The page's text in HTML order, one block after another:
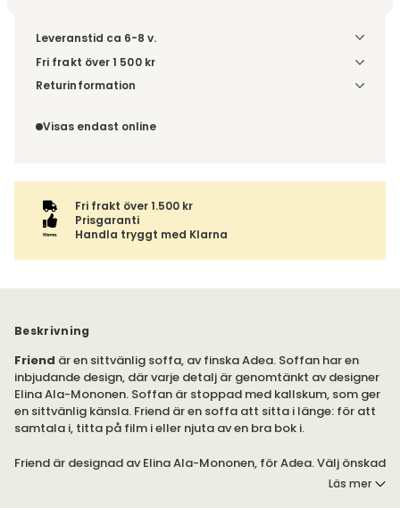
Leveranstid ca 6-8 v.
Fri frakt över 1 500 kr
Välj utförande via 'Gör dina val' för fraktinformation på din
Returinformation
inte av ångerrätten.
Visas endast online
Fri frakt över 1.500 kr
Prisgaranti
Handla tryggt med Klarna
Beskrivning
Friend är en sittvänlig soffa, av finska Adea. Soffan har en
inbjudande design, där varje detalj är genomtänkt av designer
Elina Ala-Mononen. Soffan är stoppad med kallskum, som ger
en sittvänlig känsla. Friend är en soffa att sitta i länge: för att
samtala i, titta på film i eller njuta av en bra bok i.
Friend är designad av Elina Ala-Mononen, för Adea. Välj önskad
klädsel. Klädseln är avtagbar. Önskar du ytterligare klädsel?
Läs mer